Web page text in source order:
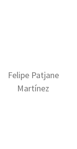
Felipe Patjane
Martínez